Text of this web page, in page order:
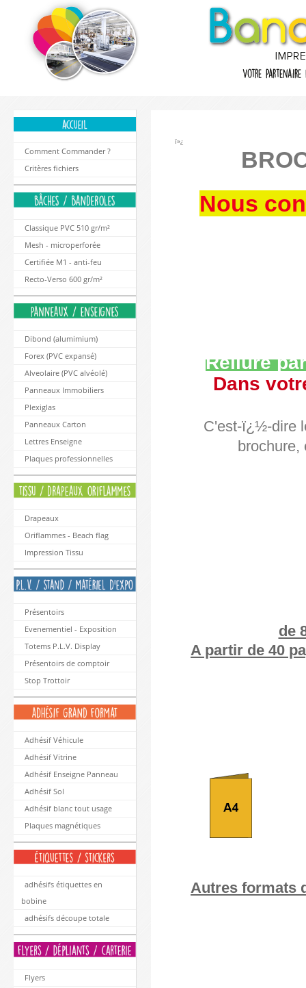
Comment Commander ?
Critères fichiers
Classique PVC 510 gr/m²
Mesh - microperforée
Certifiée M1 - anti-feu
Recto-Verso 600 gr/m²
Dibond (alumimium)
Forex (PVC expansé)
Alveolaire (PVC alvéolé)
Panneaux Immobiliers
Plexiglas
Panneaux Carton
Lettres Enseigne
Plaques professionnelles
Drapeaux
Oriflammes - Beach flag
Impression Tissu
Présentoirs
Evenementiel - Exposition
Totems P.L.V. Display
Présentoirs de comptoir
Stop Trottoir
Adhésif Véhicule
Adhésif Vitrine
Adhésif Enseigne Panneau
Adhésif Sol
Adhésif blanc tout usage
Plaques magnétiques
adhésifs étiquettes en
bobine
adhésifs découpe totale
Flyers
ï»¿
Nous
Reliure
Dans
C'est-ï¿½-dire
brochure,
de
A partir de 40
Autres formats